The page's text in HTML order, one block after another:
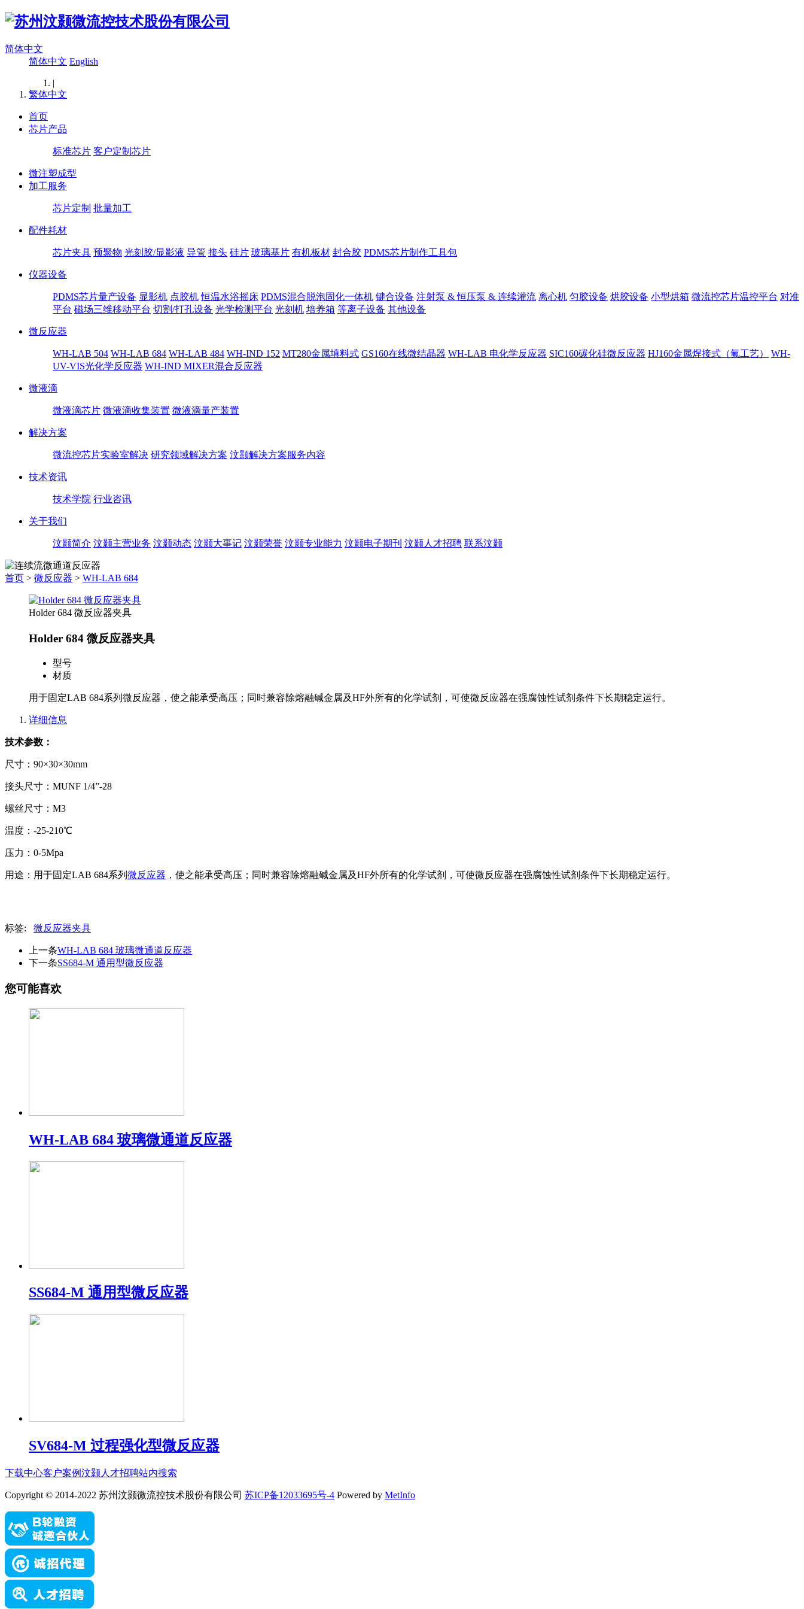
简体中文
简体中文 English
|
繁体中文
首页
芯片产品
标准芯片 客户定制芯片
微注塑成型
加工服务
芯片定制 批量加工
配件耗材
芯片夹具 预聚物 光刻胶/显影液 导管 接头 硅片 玻璃基片 有机板材 封合胶 PDMS芯片制作工具包
仪器设备
PDMS芯片量产设备 显影机 点胶机 恒温水浴摇床 PDMS混合脱泡固化一体机 键合设备 注射泵 & 恒压泵 & 连续灌流 离心机 匀胶设备 烘胶设备 小型烘箱 微流控芯片温控平台 对准
平台 磁场三维移动平台 切割/打孔设备 光学检测平台 光刻机 培养箱 等离子设备 其他设备
微反应器
WH-LAB 504 WH-LAB 684 WH-LAB 484 WH-IND 152 MT280金属填料式 GS160在线微结晶器 WH-LAB 电化学反应器 SIC160碳化硅微反应器 HJ160金属焊接式（氟工艺）
WH-
UV-VIS光化学反应器 WH-IND MIXER混合反应器
微液滴
微液滴芯片 微液滴收集装置 微液滴量产装置
解决方案
微流控芯片实验室解决 研究领域解决方案 汶颢解决方案服务内容
技术资讯
技术学院 行业咨讯
关于我们
汶颢简介 汶颢主营业务 汶颢动态 汶颢大事记 汶颢荣誉 汶颢专业能力 汶颢电子期刊 汶颢人才招聘 联系汶颢
首页 > 微反应器 > WH-LAB 684
Holder 684 微反应器夹具
Holder 684 微反应器夹具
型号
材质
用于固定LAB 684系列微反应器，使之能承受高压；同时兼容除熔融碱金属及HF外所有的化学试剂，可使微反应器在强腐蚀性试剂条件下长期稳定运行。
详细信息
技术参数：
尺寸：90×30×30mm
接头尺寸：MUNF 1/4”-28
螺丝尺寸：M3
温度：-25-210℃
压力：0-5Mpa
用途：用于固定LAB 684系列 微反应器 ，使之能承受高压；同时兼容除熔融碱金属及HF外所有的化学试剂，可使微反应器在强腐蚀性试剂条件下长期稳定运行。
标签: 微反应器夹具
上一条WH-LAB 684 玻璃微通道反应器
下一条SS684-M 通用型微反应器
您可能喜欢
WH-LAB 684 玻璃微通道反应器
SS684-M 通用型微反应器
SV684-M 过程强化型微反应器
下载中心客户案例汶颢人才招聘站内搜索
Copyright © 2014-2022 苏州汶颢微流控技术股份有限公司 苏ICP备12033695号-4 Powered by MetInfo